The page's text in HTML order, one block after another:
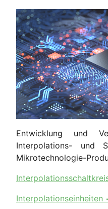
Entwicklung und
Interpolations- und
Mikrotechnologie-
Interpolationseinheiten